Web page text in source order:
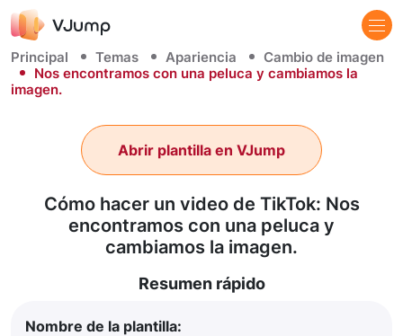
Principal Temas Apariencia
Cambio de imagen
Nos encontramos con una peluca y cambiamos la
imagen.
Cómo hacer un video de TikTok: Nos
encontramos con una peluca y
cambiamos la imagen.
Abrir plantilla en VJump
Resumen rápido
Nombre de la plantilla: